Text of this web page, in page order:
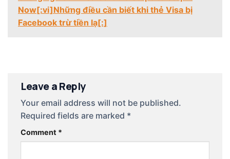
Now[:vi]Những điều cần biết khi thẻ Visa bị
Facebook trừ tiền lạ[:]
Leave a Reply
Your email address will not be published.
Required fields are marked *
Comment *